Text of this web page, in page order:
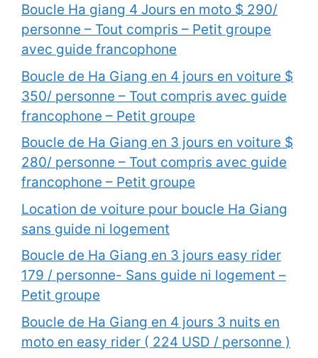
Boucle Ha giang 4 Jours en moto $ 290/
personne – Tout compris – Petit groupe
avec guide francophone
Boucle de Ha Giang en 4 jours en voiture $
350/ personne – Tout compris avec guide
francophone – Petit groupe
Boucle de Ha Giang en 3 jours en voiture $
280/ personne – Tout compris avec guide
francophone – Petit groupe
Location de voiture pour boucle Ha Giang
sans guide ni logement
Boucle de Ha Giang en 3 jours easy rider
179 / personne- Sans guide ni logement –
Petit groupe
Boucle de Ha Giang en 4 jours 3 nuits en
moto en easy rider ( 224 USD / personne )